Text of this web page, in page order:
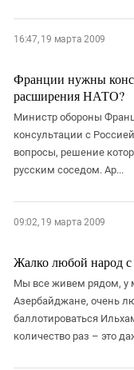
16:47, 19 марта 2009
Франции нужны
расширения НАТО?
Министр обороны
консультации с
вопросы, решение
русским соседом. Ар...
09:02, 19 марта 2009
Жалко любой народ
Мы все живем рядом, у
Азербайджане, очень
баллотироваться
количество раз – это